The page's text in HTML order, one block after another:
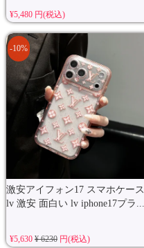
¥5,480 円(税込)
激安アイフォン17 スマホケース
lv 激安 面白い lv iphone17プラ...
-10%
¥5,630 ¥ 6230円(税込)